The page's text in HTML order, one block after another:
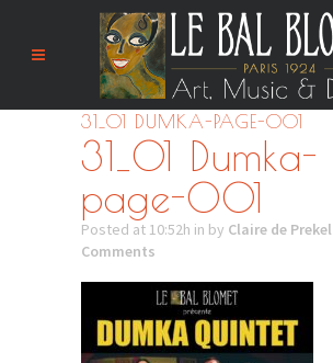
31_01 DUMKA-PAGE-001
31_01 Dumka-
page-001
Posted at 10:52h in by Claire de Prekel
Comments